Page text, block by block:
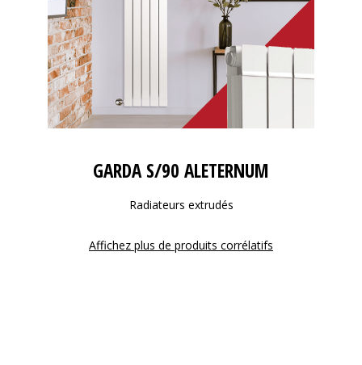
GARDA S/90 ALETERNUM
Radiateurs extrudés
Affichez plus de produits corrélatifs